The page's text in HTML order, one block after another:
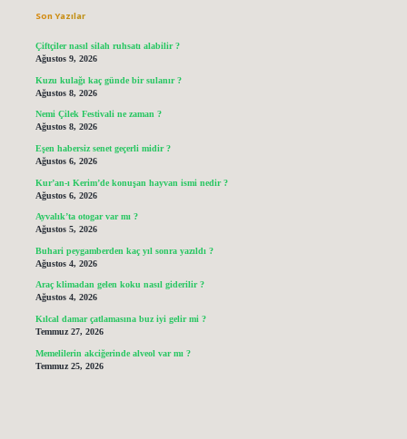
Son Yazılar
Çiftçiler nasıl silah ruhsatı alabilir ?
Ağustos 9, 2026
Kuzu kulağı kaç günde bir sulanır ?
Ağustos 8, 2026
Nemi Çilek Festivali ne zaman ?
Ağustos 8, 2026
Eşen habersiz senet geçerli midir ?
Ağustos 6, 2026
Kur’an-ı Kerim’de konuşan hayvan ismi nedir ?
Ağustos 6, 2026
Ayvalık’ta otogar var mı ?
Ağustos 5, 2026
Buhari peygamberden kaç yıl sonra yazıldı ?
Ağustos 4, 2026
Araç klimadan gelen koku nasıl giderilir ?
Ağustos 4, 2026
Kılcal damar çatlamasına buz iyi gelir mi ?
Temmuz 27, 2026
Memelilerin akciğerinde alveol var mı ?
Temmuz 25, 2026